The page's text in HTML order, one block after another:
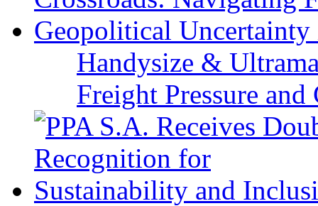
Handysize &
Freight Pressure